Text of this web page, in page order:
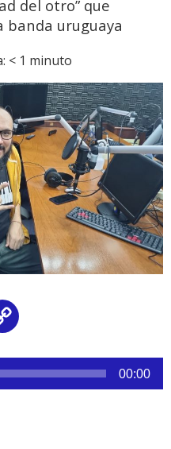
del otro” que
banda uruguaya
< 1 minuto
00:00